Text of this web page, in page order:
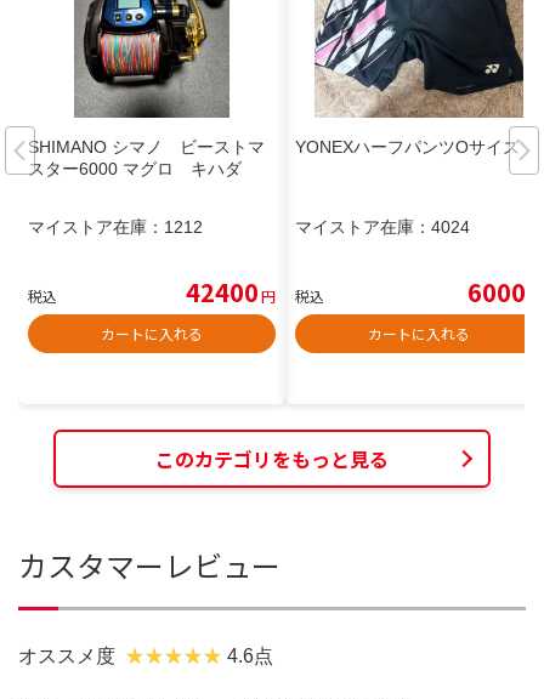
SHIMANO シマノ ビーストマ
スター6000 マグロ キハダ
マイストア在庫： 1212
税込 42400円
カートに入れる
YONEXハーフパンツOサイズ
マイストア在庫： 4024
税込 6000
カートに入れる
このカテゴリをもっと見る
カスタマーレビュー
オススメ度 4.6点